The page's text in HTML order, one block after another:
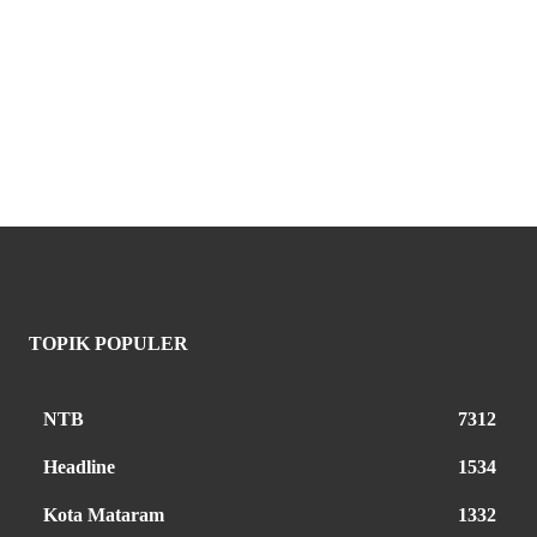
TOPIK POPULER
NTB 7312
Headline 1534
Kota Mataram 1332